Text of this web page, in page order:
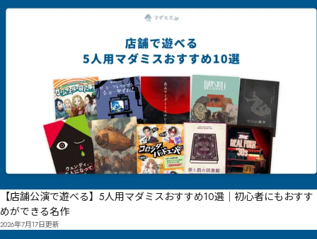
【店舗公演で遊べる】5人用マダミスおすすめ10選｜初心者にもおすす
めができる名作
2026年7月17日更新